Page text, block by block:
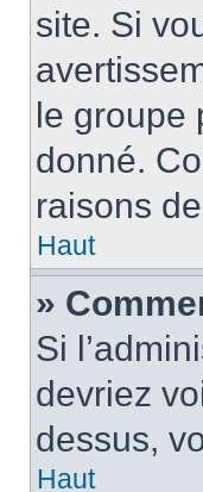
site. Si
le groupe
donné.
raisons
Haut
»
Si
devriez
dessus,
Haut